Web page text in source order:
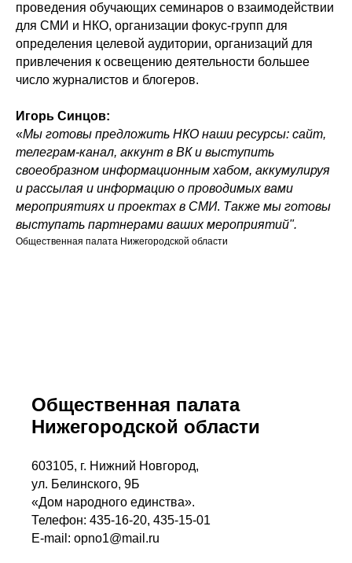
проведения обучающих семинаров о взаимодействии
для СМИ и НКО, организации фокус-групп для
определения целевой аудитории, организаций для
привлечения к освещению деятельности большее
число журналистов и блогеров. ​
Игорь​​ Синцов:
«Мы готовы предложить НКО наши ресурсы: сайт,
телеграм-канал, аккунт в ВК и выступить
своеобразном информационным хабом, аккумулируя
и рассылая и информацию о проводимых вами
мероприятиях и проектах в СМИ. Также мы готовы
выступать партнерами ваших мероприятий".
Общественная палата Нижегородской области
Общественная палата
Нижегородской области
603105, г. Нижний Новгород,
ул. Белинского, 9Б
«Дом народного единства».
Телефон: 435-16-20, 435-15-01
E-mail: opno1@mail.ru